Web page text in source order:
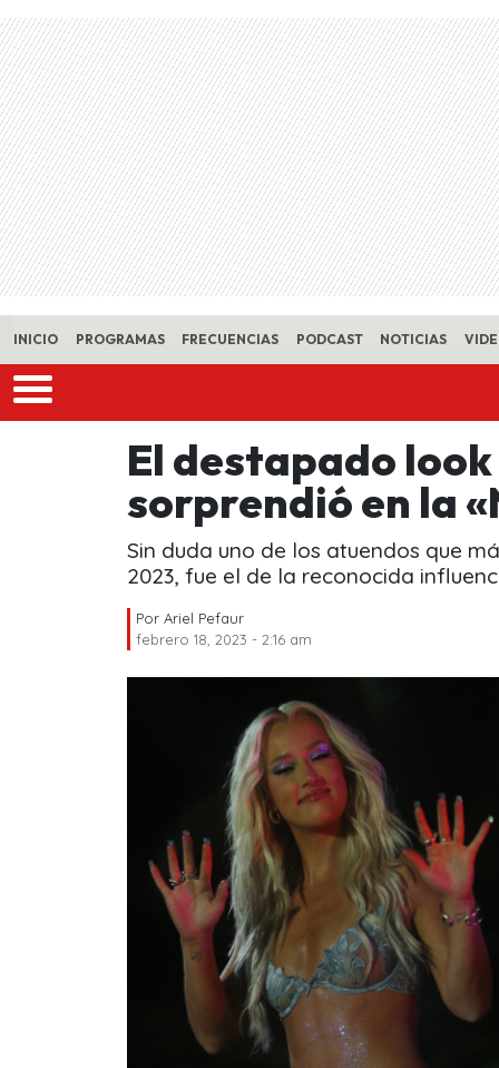
Skip to main content
INICIO PROGRAMAS FRECUENCIAS PODCAST NOTICIAS
El destapado
sorprendió en la
Sin duda uno de los atuendos que
2023, fue el de la reconocida
Por Ariel Pefaur
febrero 18, 2023 - 2:16 am